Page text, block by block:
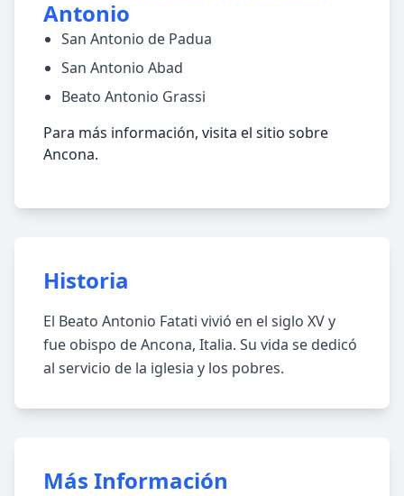
Antonio
San Antonio de Padua
San Antonio Abad
Beato Antonio Grassi
Para más información, visita el sitio sobre
Ancona.
Historia
El Beato Antonio Fatati vivió en el siglo XV y
fue obispo de Ancona, Italia. Su vida se dedicó
al servicio de la iglesia y los pobres.
Más Información